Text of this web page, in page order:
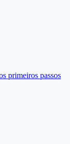
primeiros passos